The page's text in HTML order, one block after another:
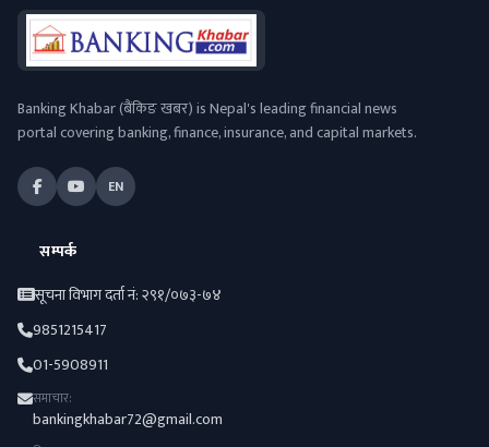
Banking Khabar (बैंकिङ खबर) is Nepal's leading financial news
portal covering banking, finance, insurance, and capital markets.
EN
सम्पर्क
सूचना विभाग दर्ता नं: २९१/०७३-७४
9851215417
01-5908911
समाचार:
bankingkhabar72@gmail.com